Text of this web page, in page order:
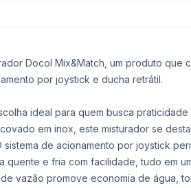
Docol Mix&Match, um produto que
por joystick e ducha retrátil.
ideal para quem busca
em inox, este misturador se
de acionamento por joystick
quente e fria com facilidade, tudo em
vazão promove economia de água,